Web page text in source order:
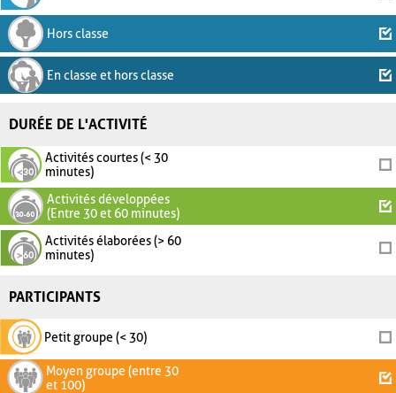
Hors classe
En classe et hors classe
DURÉE DE L'ACTIVITÉ
Activités courtes (< 30
minutes)
Activités développées
(Entre 30 et 60 minutes)
Activités élaborées (> 60
minutes)
PARTICIPANTS
Petit groupe (< 30)
Moyen groupe (entre 30
et 100)